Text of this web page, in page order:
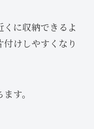
に収納できるよ
けしやすくなり
す。